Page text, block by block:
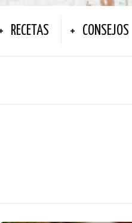
RECETAS CONSEJOS